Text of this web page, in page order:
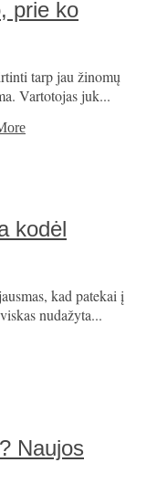
prie ko
tarp jau žinomų
Vartotojas juk...
kodėl
kad patekai į
nudažyta...
Naujos